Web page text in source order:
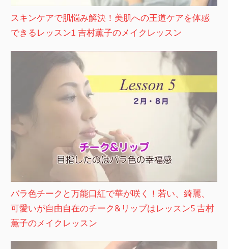
スキンケアで肌悩み解決！美肌への王道ケアを体感
できるレッスン1 吉村薫子のメイクレッスン
バラ色チークと万能口紅で華が咲く！若い、綺麗、
可愛いが自由自在のチーク&リップはレッスン5 吉村
薫子のメイクレッスン